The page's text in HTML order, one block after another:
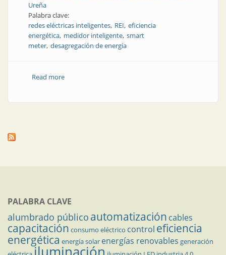
Ureña
Palabra clave:
redes eléctricas inteligentes REI eficiencia
energética medidor inteligente smart
meter desagregación de energía
Read moreabout Desagregación no intrusiva de consumos
PALABRA CLAVE
alumbrado público automatización cables
capacitación consumo eléctrico control eficiencia
energética energía solar energías renovables generación